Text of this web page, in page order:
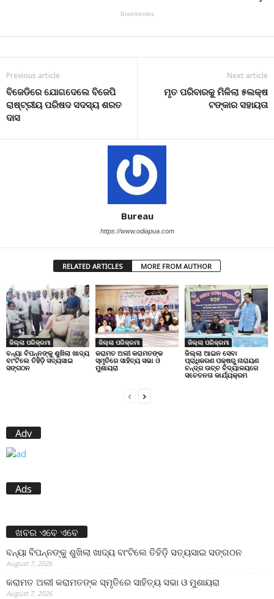
Previous article
ବିଜେଡିରେ ଯୋଗଦେଲେ ବିଜେପି
ରାଷ୍ଟ୍ରୀୟ ପରିଷଦ ସଦସ୍ୟ ଶରତ
ଦାସ
Next article
ମୃତ ପରିବାରକୁ ମିଳିଲା ୫ଲକ୍ଷ
ଟଙ୍କାର ସହାୟତା
Bureau
https://www.odiapua.com
RELATED ARTICLES MORE FROM AUTHOR
ଜିଲ୍ଲା ପରିକ୍ରମା
ବନ୍ୟା ବିପନ୍ନଙ୍କୁ ଶୁଖିଲା ଖାଦ୍ୟ
ବାଂଟିଲେ ତିହିଡି଼ ସତ୍ୟସାଇ
ସଙ୍ଗଠନ
ଜିଲ୍ଲା ପରିକ୍ରମା
କରାମତ ଅଲୀ କରାମତଙ୍କ
ସ୍ମୃତିରେ ସାହିତ୍ୟ ସଭା ଓ
ମୁଶାୟରା
ଜିଲ୍ଲା ପରିକ୍ରମା
ଜିଲ୍ଲା ଆଇନ ସେବା
ପ୍ରାଧିକରଣ ପକ୍ଷରୁ ନାରାୟଣ
ଚନ୍ଦ୍ର ଉଚ୍ଚ ବିଦ୍ୟାଳୟରେ
ସଚେତନତା କାର୍ଯ୍ୟକ୍ରମ
Adv
Ads
ଖବର ଏବେ ଏବେ
ବନ୍ୟା ବିପନ୍ନଙ୍କୁ ଶୁଖିଲା ଖାଦ୍ୟ ବାଂଟିଲେ ତିହିଡି଼ ସତ୍ୟସାଇ ସଙ୍ଗଠନ
August 7, 2026
କରାମତ ଅଲୀ କରାମତଙ୍କ ସ୍ମୃତିରେ ସାହିତ୍ୟ ସଭା ଓ ମୁଶାୟରା
August 7, 2026